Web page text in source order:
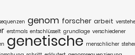
genom forscher arbeit
erstmals entschlüsselt grundlage verschiedener
genetische menschlicher